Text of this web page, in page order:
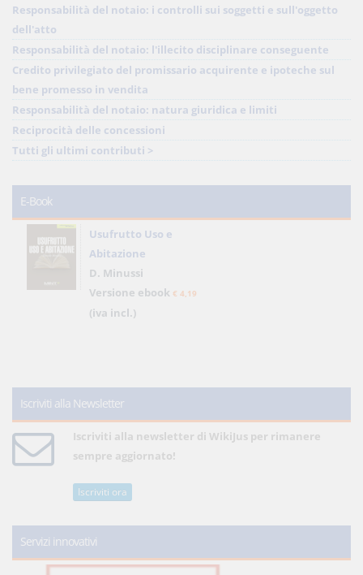
Responsabilità del notaio: i controlli sui soggetti e sull'oggetto
dell'atto
Responsabilità del notaio: l'illecito disciplinare conseguente
Credito privilegiato del promissario acquirente e ipoteche sul
bene promesso in vendita
Responsabilità del notaio: natura giuridica e limiti
Reciprocità delle concessioni
Tutti gli ultimi contributi >
E-Book
Usufrutto Uso e
Abitazione
D. Minussi
Versione ebook € 4,19
(iva incl.)
Iscriviti alla Newsletter
Iscriviti alla newsletter di WikiJus per rimanere
sempre aggiornato!
Iscriviti ora
Servizi innovativi